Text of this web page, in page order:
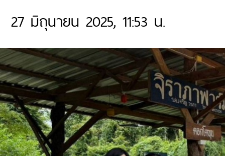
27 มิถุนายน 2025, 11:53 น.